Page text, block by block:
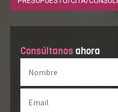
Consúltanos ahora